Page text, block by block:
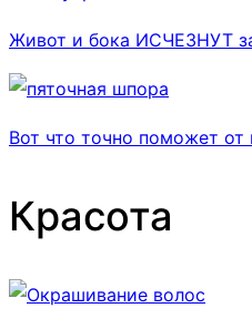
Живот и бока ИСЧЕЗНУТ
Вот что точно поможет
Красота